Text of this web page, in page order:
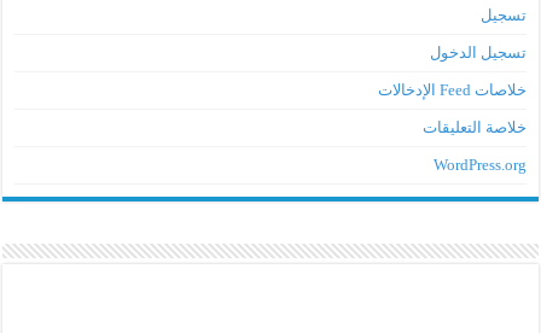
تسجيل
تسجيل الدخول
خلاصات Feed الإدخالات
خلاصة التعليقات
WordPress.org